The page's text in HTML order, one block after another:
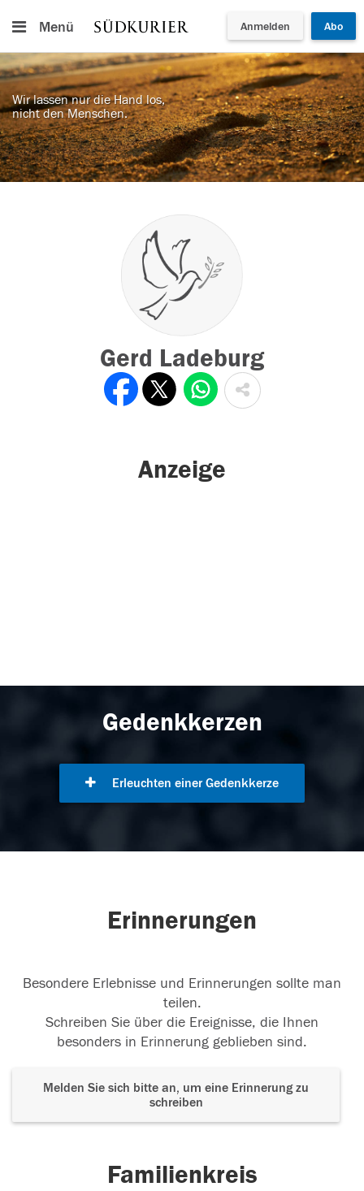
Menü Anmelden Abo
Wir lassen nur die Hand los,
nicht den Menschen.
Gerd Ladeburg
Anzeige
Gedenkkerzen
Erleuchten einer Gedenkkerze
Erinnerungen
Besondere Erlebnisse und Erinnerungen sollte man
teilen.
Schreiben Sie über die Ereignisse, die Ihnen
besonders in Erinnerung geblieben sind.
Melden Sie sich bitte an, um eine Erinnerung zu
schreiben
Familienkreis